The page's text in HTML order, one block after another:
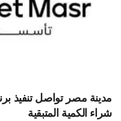
مدينة مصر تواصل تنفيذ
شراء الكمية المتبقية